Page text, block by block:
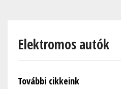
contentElektromos autók
További cikkeink